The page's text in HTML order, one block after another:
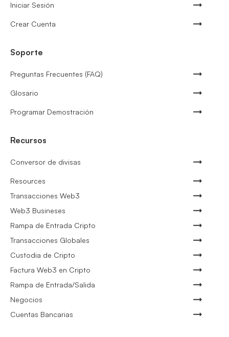
Iniciar Sesión
Crear Cuenta
Soporte
Preguntas Frecuentes (FAQ)
Glosario
Programar Demostración
Recursos
Conversor de divisas
Resources
Transacciones Web3
Web3 Busineses
Rampa de Entrada Cripto
Transacciones Globales
Custodia de Cripto
Factura Web3 en Cripto
Rampa de Entrada/Salida
Negocios
Cuentas Bancarias